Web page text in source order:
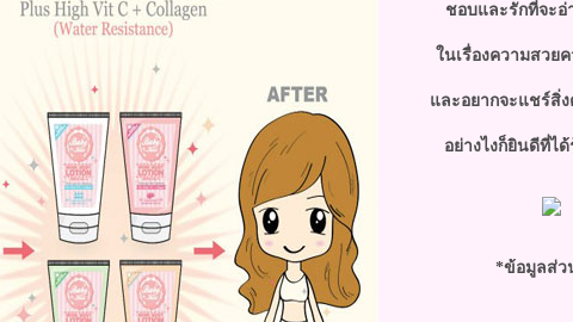
ชอบและรักที่จะอ่
นเรื่องความสวยค
ละอยากจะแชร์สิ่ง
อย่างไงก็ยินดีที่ไ
*ข้อมูลส่ว